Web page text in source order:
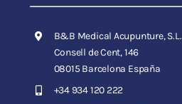
B&B Medical Acupunture, S.L.
Consell de Cent, 146
08015 Barcelona España
+34 934 120 222